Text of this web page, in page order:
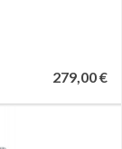
279,00 €